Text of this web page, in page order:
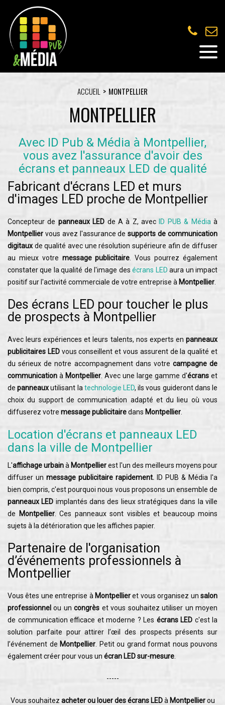
ACCUEIL MONTPELLIER
MONTPELLIER
Avec ID Pub & Média à Montpellier,
vous avez l'assurance d'avoir des
écrans et panneaux LED de qualité
Fabricant d'écrans LED et murs
d'images LED proche de Montpellier
Concepteur de panneaux LED de A à Z, avec ID PUB & Média à
Montpellier vous avez l'assurance desupports de communication
digitaux de qualité avec une résolution supérieure afin de diffuser
au mieux votre message publicitaire . Vous pourrez également
constater que la qualité de l'image desécrans LED aura un impact
positif sur l'activité commerciale de votre entreprise à Montpellier
Des écrans LED pour toucher le plus
de prospects à Montpellier
Avec leurs expériences et leurs talents, nos experts en panneaux
publicitaires LEDvous conseillent et vous assurent de la qualité et
du sérieux de notre accompagnement dans votre campagne de
communication à Montpellier . Avec une large gamme d'écrans et
depanneauxutilisant la technologie LED, ils vous guideront dans le
choix du support de communication adapté et du lieu où vous
diffuserez votre message publicitairedans Montpellier
Location d'écrans et panneaux LED
dans la ville de Montpellier
L'affichage urbainà Montpellierest l'un des meilleurs moyens pour
diffuser un message publicitaire rapidement. ID PUB & Média l'a
bien compris, c'est pourquoi nous vous proposons un ensemble de
panneaux LED implantés dans des lieux stratégiques dans la ville
de
Montpellier. Ces panneaux sont visibles et beaucoup moins
sujets à la détérioration que les affiches papier.
Partenaire de l'organisation
d’événements professionnels à
Montpellier
Vous êtes une entreprise à Montpellieret vous organisez un salon
professionnel ou uncongrès et vous souhaitez utiliser un moyen
de communication efficace et moderne ? Les écrans LED c'est la
solution parfaite pour attirer l’œil des prospects présents sur
l’événement de Montpellier . Petit ou grand format nous pouvons
également créer pour vous un écran LED sur-mesure
-----
Vous souhaitez acheter ou louer des écrans LEDà Montpellierou